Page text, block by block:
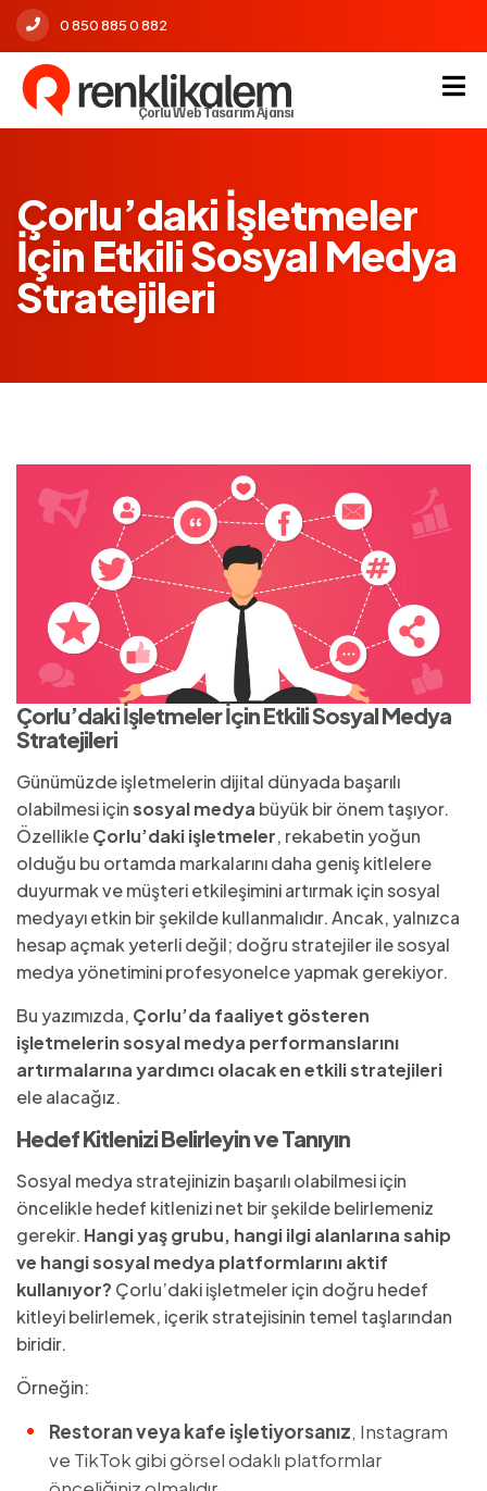
0 850 885 0 882
Çorlu Web Tasarım Ajansı
Çorlu’daki İşletmeler
İçin Etkili Sosyal Medya
Stratejileri
Çorlu’daki İşletmeler İçin Etkili Sosyal Medya
Stratejileri
Günümüzde işletmelerin dijital dünyada başarılı
olabilmesi içinsosyal medya büyük bir önem taşıyor.
ÖzellikleÇorlu’daki işletmeler, rekabetin yoğun
olduğu bu ortamda markalarını daha geniş kitlelere
duyurmak ve müşteri etkileşimini artırmak için sosyal
medyayı etkin bir şekilde kullanmalıdır. Ancak, yalnızca
hesap açmak yeterli değil; doğru stratejiler ile sosyal
medya yönetimini profesyonelce yapmak gerekiyor.
Bu yazımızda, Çorlu’da faaliyet gösteren
işletmelerin sosyal medya performanslarını
artırmalarına yardımcı olacak en etkili stratejileri
ele alacağız.
Hedef Kitlenizi Belirleyin ve Tanıyın
Sosyal medya stratejinizin başarılı olabilmesi için
öncelikle hedef kitlenizi net bir şekilde belirlemeniz
gerekir. Hangi yaş grubu, hangi ilgi alanlarına sahip
ve hangi sosyal medya platformlarını aktif
kullanıyor? Çorlu’daki işletmeler için doğru hedef
kitleyi belirlemek, içerik stratejisinin temel taşlarından
biridir.
Örneğin:
Restoran veya kafe işletiyorsanız, Instagram
ve TikTok gibi görsel odaklı platformlar